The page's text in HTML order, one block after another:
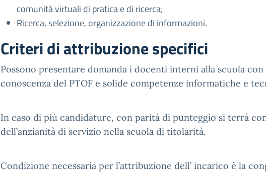
comunità virtuali di pratica e di ricerca;
Ricerca, selezione, organizzazione di informazioni.
Criteri di attribuzione specifici
Possono presentare domanda i docenti interni alla scuola
conoscenza del PTOF e solide competenze informatiche e
In caso di più candidature, con parità di punteggio si terrà
dell’anzianità di servizio nella scuola di titolarità.
Condizione necessaria per l’attribuzione dell’ incarico è la